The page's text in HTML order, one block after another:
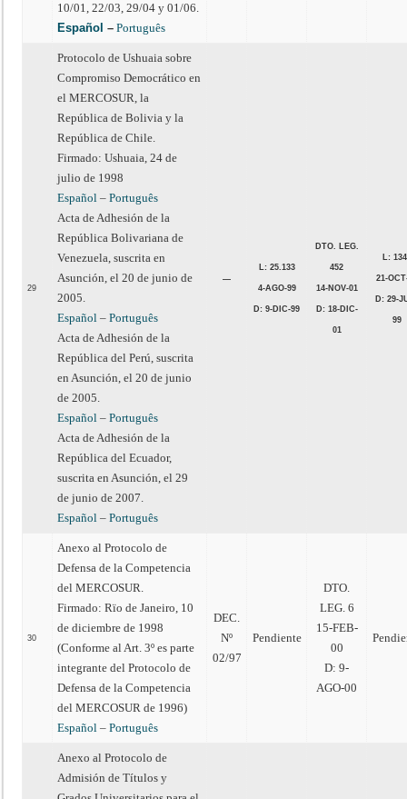
10/01, 22/03, 29/04 y 01/06.
Español – Português
29
Protocolo de Ushuaia sobre
Compromiso Democrático en
el MERCOSUR, la
República de Bolivia y la
República de Chile.
Firmado: Ushuaia, 24 de
julio de 1998
Español–Português
Acta de Adhesión de la
República Bolivariana de
Venezuela, suscrita en
Asunción, el 20 de junio de
2005.
Español–Português
Acta de Adhesión de la
República del Perú, suscrita
en Asunción, el 20 de junio
de 2005.
Español –Português
Acta de Adhesión de la
República del Ecuador,
suscrita en Asunción, el 29
de junio de 2007.
Español–Português
—
L: 25.133
4-AGO-99
D: 9-DIC-99
DTO. LEG.
452
14-NOV-01
D: 18-DIC-
01
L:
21-
D: 29-
99
30
Anexo al Protocolo de
Defensa de la Competencia
del MERCOSUR.
Firmado: Rïo de Janeiro, 10
de diciembre de 1998
(Conforme al Art. 3º es parte
integrante del Protocolo de
Defensa de la Competencia
del MERCOSUR de 1996)
Español –Português
DEC.
Nº
02/97
Pendiente
DTO.
LEG. 6
15-FEB-
00
D: 9-
AGO-00
Anexo al Protocolo de
Admisión de Títulos y